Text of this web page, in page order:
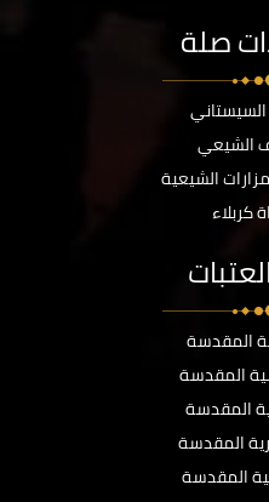
صلة
الشيعي
الشيعية
كربلاء
المقدسة
المقدسة
المقدسة
المقدسة
المقدسة